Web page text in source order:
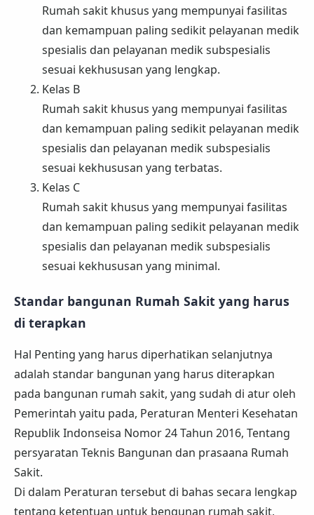
Rumah sakit khusus yang mempunyai fasilitas
dan kemampuan paling sedikit pelayanan medik
spesialis dan pelayanan medik subspesialis
sesuai kekhususan yang lengkap.
Kelas B
Rumah sakit khusus yang mempunyai fasilitas
dan kemampuan paling sedikit pelayanan medik
spesialis dan pelayanan medik subspesialis
sesuai kekhususan yang terbatas.
Kelas C
Rumah sakit khusus yang mempunyai fasilitas
dan kemampuan paling sedikit pelayanan medik
spesialis dan pelayanan medik subspesialis
sesuai kekhususan yang minimal.
Standar bangunan Rumah Sakit yang harus
di terapkan
Hal Penting yang harus diperhatikan selanjutnya
adalah standar bangunan yang harus diterapkan
pada bangunan rumah sakit, yang sudah di atur oleh
Pemerintah yaitu pada, Peraturan Menteri Kesehatan
Republik Indonseisa Nomor 24 Tahun 2016, Tentang
persyaratan Teknis Bangunan dan prasaana Rumah
Sakit.
Di dalam Peraturan tersebut di bahas secara lengkap
tentang ketentuan untuk bengunan rumah sakit,